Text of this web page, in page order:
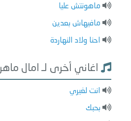
ماهونتش عليا
مافيهاش بعدين
احنا ولاد النهاردة
اغاني أخرى لـ امال ماهر
انت لغيري
بحبك